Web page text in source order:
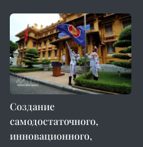
Создание
самодостаточного,
инновационного,